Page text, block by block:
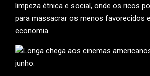
limpeza étnica e social, onde os ricos
para massacrar os menos favorecidos
economia.